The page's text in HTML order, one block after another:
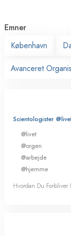
Emner
København
Avanceret
Scientologister
@livet
@orgen
@arbejde
@hjemme
Hvordan Du Forbliver